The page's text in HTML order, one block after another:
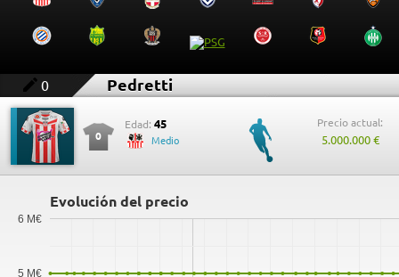
0 Pedretti
0
Edad: 45
Medio
Precio actual:
5.000.000 €
Evolución del precio
5 M€
6 M€